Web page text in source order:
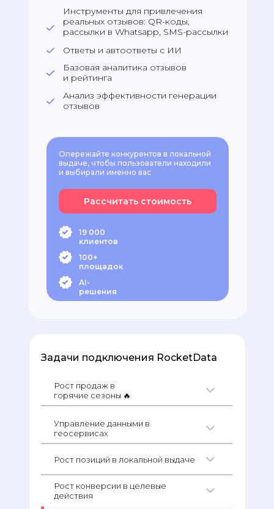
Ответы и автоответы с ИИ
Рассчитать стоимость
Опережайте конкурентов в локальной
выдаче, чтобы пользователи находили
и выбирали именно вас
19 000
клиентов
100+
площадок
AI-
решения
Инструменты для привлечения
реальных отзывов: QR-коды,
рассылки в Whatsapp, SMS-рассылки
Анализ эффективности генерации
отзывов
Базовая аналитика отзывов
и рейтинга
Задачи подключения RocketData
Управление данными в
геосервисах
Рост конверсии в целевые
действия
Рост продаж в
горячие сезоны 🔥
Рост позиций в локальной выдаче